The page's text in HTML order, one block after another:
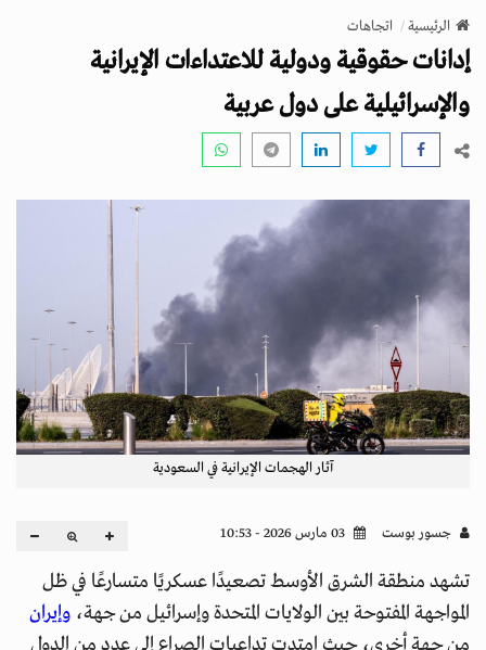
v
i
g
a
t
n
الرئيسية اتجاهات
إدانات حقوقية ودولية للاعتداءات الإيرانية
والإسرائيلية على دول عربية
آثار الهجمات الإيرانية في السعودية
جسور بوست
تشهد منطقة الشرق الأوسط تصعيدًا عسكريًا متسارعًا في ظل
المواجهة المفتوحة بين الولايات المتحدة وإسرائيل من جهة، وإيران